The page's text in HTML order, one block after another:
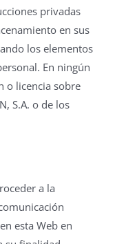
privadas
en sus
los elementos
En ningún
o licencia sobre
S.A. o de los
a la
esta Web en